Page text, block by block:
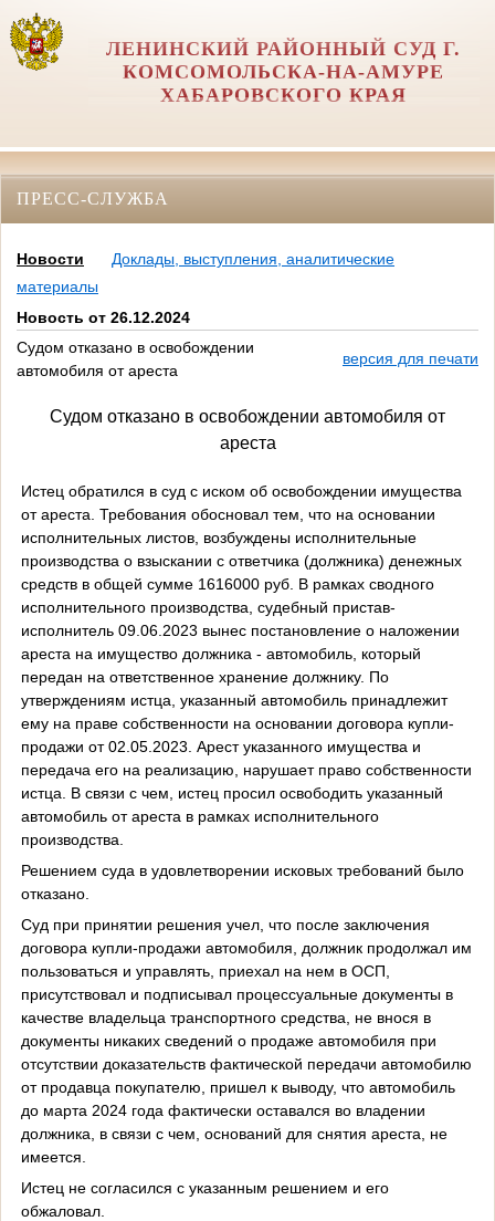
ЛЕНИНСКИЙ РАЙОННЫЙ СУД Г.
КОМСОМОЛЬСКА-НА-АМУРЕ
ХАБАРОВСКОГО КРАЯ
ПРЕСС-СЛУЖБА
Новости
Доклады, выступления, аналитические
материалы
Новость от 26.12.2024
Судом отказано в освобождении
автомобиля от ареста
версия для печати
Судом отказано в освобождении автомобиля от
ареста
Истец обратился в суд с иском об освобождении имущества
от ареста. Требования обосновал тем, что на основании
исполнительных листов, возбуждены исполнительные
производства о взыскании с ответчика (должника) денежных
средств в общей сумме 1616000 руб. В рамках сводного
исполнительного производства, судебный пристав-
исполнитель 09.06.2023 вынес постановление о наложении
ареста на имущество должника - автомобиль, который
передан на ответственное хранение должнику. По
утверждениям истца, указанный автомобиль принадлежит
ему на праве собственности на основании договора купли-
продажи от 02.05.2023. Арест указанного имущества и
передача его на реализацию, нарушает право собственности
истца. В связи с чем, истец просил освободить указанный
автомобиль от ареста в рамках исполнительного
производства.
Решением суда в удовлетворении исковых требований было
отказано.
Суд при принятии решения учел, что после заключения
договора купли-продажи автомобиля, должник продолжал им
пользоваться и управлять, приехал на нем в ОСП,
присутствовал и подписывал процессуальные документы в
качестве владельца транспортного средства, не внося в
документы никаких сведений о продаже автомобиля при
отсутствии доказательств фактической передачи автомобилю
от продавца покупателю, пришел к выводу, что автомобиль
до марта 2024 года фактически оставался во владении
должника, в связи с чем, оснований для снятия ареста, не
имеется.
Истец не согласился с указанным решением и его
обжаловал.